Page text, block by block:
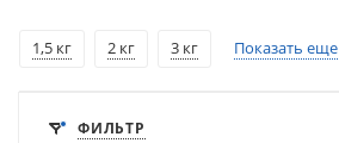
1,5 кг 2 кг 3 кг Показать еще
ФИЛЬТР